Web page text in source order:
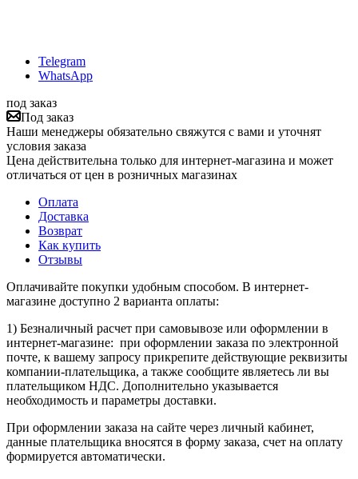
Telegram
WhatsApp
под заказ
Под заказ
Наши менеджеры обязательно свяжутся с вами и уточнят
условия заказа
Цена действительна только для интернет-магазина и может
отличаться от цен в розничных магазинах
Оплата
Доставка
Возврат
Как купить
Отзывы
Оплачивайте покупки удобным способом. В интернет-
магазине доступно 2 варианта оплаты:
1) Безналичный расчет при самовывозе или оформлении в
интернет-магазине: при оформлении заказа по электронной
почте, к вашему запросу прикрепите действующие реквизиты
компании-плательщика, а также сообщите являетесь ли вы
плательщиком НДС. Дополнительно указывается
необходимость и параметры доставки.
При оформлении заказа на сайте через личный кабинет,
данные плательщика вносятся в форму заказа, счет на оплату
формируется автоматически.